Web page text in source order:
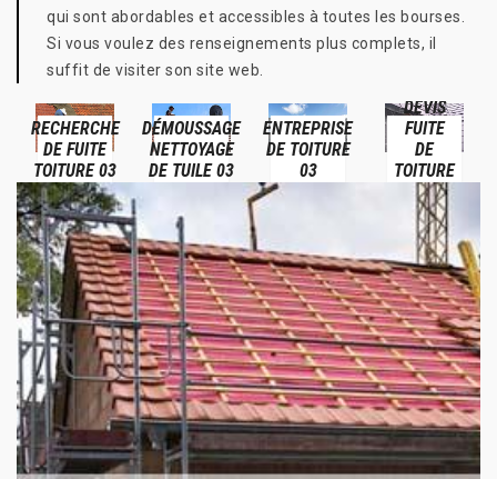
qui sont abordables et accessibles à toutes les bourses.
Si vous voulez des renseignements plus complets, il
suffit de visiter son site web.
RECHERCHE
DE FUITE
TOITURE 03
DÉMOUSSAGE
NETTOYAGE
DE TUILE 03
ENTREPRISE
DE TOITURE
03
DEVIS
FUITE
DE
TOITURE
03